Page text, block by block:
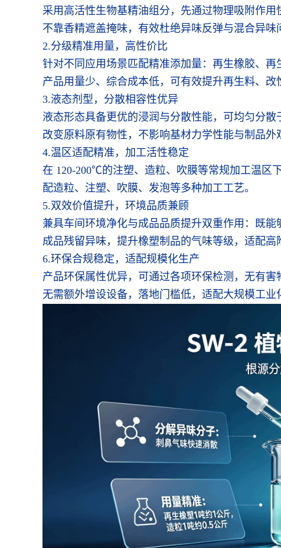
采用高活性生物基精油组分，先通过物理吸附作
不靠香精遮盖掩味，有效杜绝异味反弹与混合异味
2.分级精准用量，高性价比
针对不同应用场景匹配精准添加量：再生橡胶、
产品用量少、综合成本低，可有效提升再生料、
3.液态剂型，分散相容性优异
液态形态具备更优的浸润与分散性能，可均匀分
改变原料原有物性，不影响基材力学性能与制品外
4.温区适配精准，加工活性稳定
在 120-200℃的注塑、造粒、吹膜等常规加工温区
配造粒、注塑、吹膜、发泡等多种加工工艺。
5.双效价值提升，环境品质兼顾
兼具车间环境净化与成品品质提升双重作用：既
成品残留异味，提升橡塑制品的气味等级，适配高
6.环保合规稳定，适配规模化生产
产品环保属性优异，可通过各项环保检测，无有
无需额外增设设备，落地门槛低，适配大规模工业